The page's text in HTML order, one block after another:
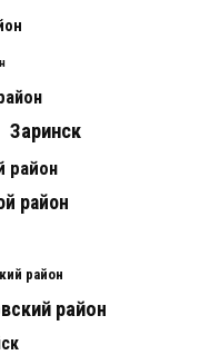
Заринск
район
район
район
район